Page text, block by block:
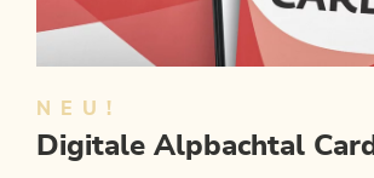
NEU!
Digitale Alpbachtal Card